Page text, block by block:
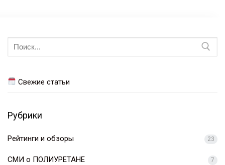
Искать:
Свежие статьи
Рубрики
Рейтинги и обзоры 23
СМИ о ПОЛИУРЕТАНЕ 7